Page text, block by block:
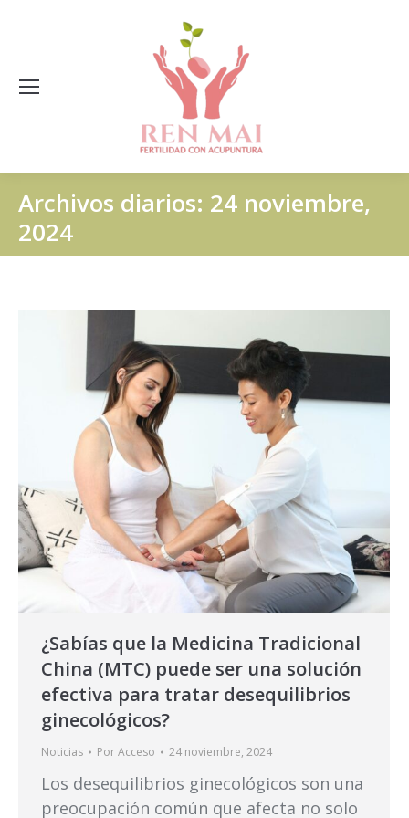
Archivos diarios: 24 noviembre,
2024
¿Sabías que la Medicina Tradicional
China (MTC) puede ser una solución
efectiva para tratar desequilibrios
ginecológicos?
Noticias PorAcceso 24 noviembre, 2024
Los desequilibrios ginecológicos son una
preocupación común que afecta no solo